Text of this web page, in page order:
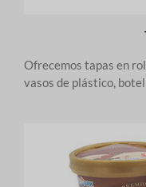
Ofrecemos tapas en
vasos de plástico,